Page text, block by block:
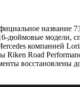
название
дюймовые модели,
компанией
Riken Road
восстановлены